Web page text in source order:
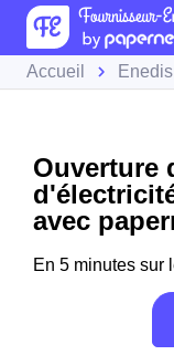
Accueil Enedis